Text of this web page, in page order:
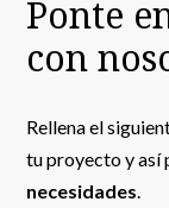
Ponte
con
Rellena el
tu proyecto y así
necesidades.